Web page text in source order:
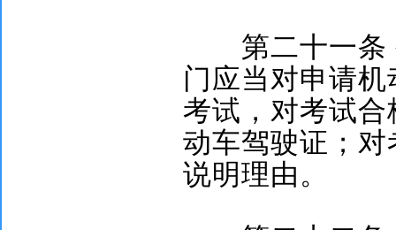
第二十一条
门应当对申请
考试，对考试合
动车驾驶证；
说明理由。